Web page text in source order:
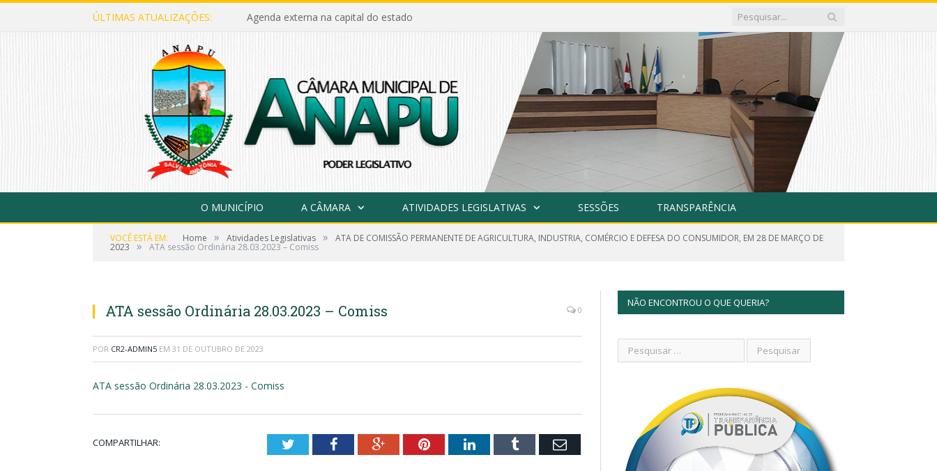
ÚLTIMAS ATUALIZAÇÕES: Agenda externa na capital do estado
O MUNICÍPIO A CÂMARA ATIVIDADES LEGISLATIVAS SESSÕES TRANSPARÊNCIA
VOCÊ ESTÁ EM: Home » Atividades Legislativas » ATA DE COMISSÃO PERMANENTE DE AGRICULTURA, INDUSTRIA, COMÉRCIO E DEFESA DO CONSUMIDOR, EM 28 DE MARÇO DE
2023 » ATA sessão Ordinária 28.03.2023 – Comiss
ATA sessão Ordinária 28.03.2023 – Comiss 0
POR CR2-ADMIN5 EM 31 DE OUTUBRO DE 2023
ATA sessão Ordinária 28.03.2023 - Comiss
COMPARTILHAR: TwitterFacebookGoogle+PinterestLinkedInTumblr Email
NÃO ENCONTROU O QUE QUERIA?